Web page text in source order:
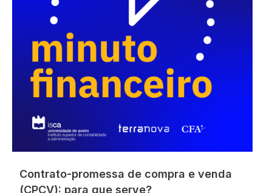
Contrato-promessa de compra e venda
(CPCV): para que serve?